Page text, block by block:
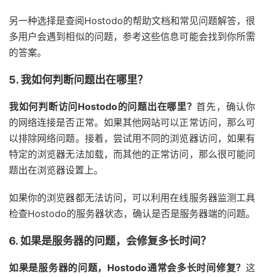
另一种选择是查阅Hostodo的帮助文档和常见问题解答，很
多用户会遇到相似的问题，参考这些信息可能会找到你所需
的答案。
5. 我如何判断问题出在哪里？
我如何判断访问Hostodo的问题出在哪里？首先，确认你
的网络连接是否正常。如果其他网站可以正常访问，那么可
以排除网络问题。接着，尝试用不同的浏览器访问，如果有
特定的浏览器无法加载，而其他的正常访问，那么很可能问
题出在浏览器设置上。
如果你的浏览器都无法访问，可以利用在线服务器监测工具
检查Hostodo的服务器状态，确认是否是服务器端的问题。
6. 如果是服务器的问题，会修复多长时间？
如果是服务器的问题，Hostodo通常会多长时间修复？ 这